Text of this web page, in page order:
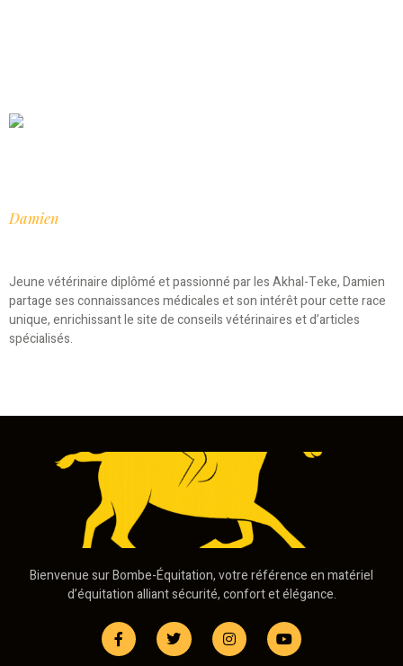
Damien
Jeune vétérinaire diplômé et passionné par les Akhal-Teke, Damien
partage ses connaissances médicales et son intérêt pour cette race
unique, enrichissant le site de conseils vétérinaires et d’articles
spécialisés.
Bienvenue sur Bombe-Équitation, votre référence en matériel
d’équitation alliant sécurité, confort et élégance.